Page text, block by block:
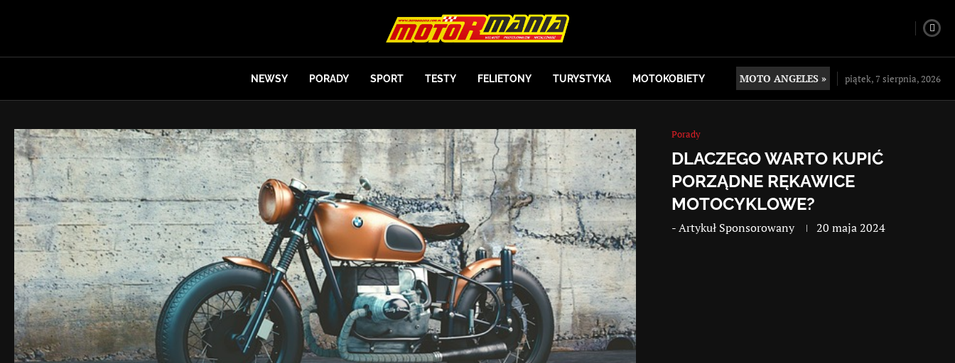
NEWSY PORADY SPORT TESTY FELIETONY TURYSTYKA MOTOKOBIETY MOTO ANGELES » piątek, 7 sierpnia, 2026
Porady
DLACZEGO WARTO KUPIĆ
PORZĄDNE RĘKAWICE
MOTOCYKLOWE?
-Artykuł Sponsorowany 20 maja 2024